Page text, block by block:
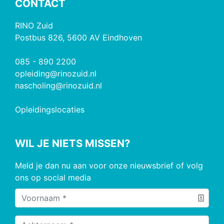
CONTACT
RINO Zuid
Postbus 826, 5600 AV Eindhoven
085 - 890 2200
opleiding@rinozuid.nl
nascholing@rinozuid.nl
Opleidingslocaties
WIL JE NIETS MISSEN?
Meld je dan nu aan voor onze nieuwsbrief of volg
ons op social media